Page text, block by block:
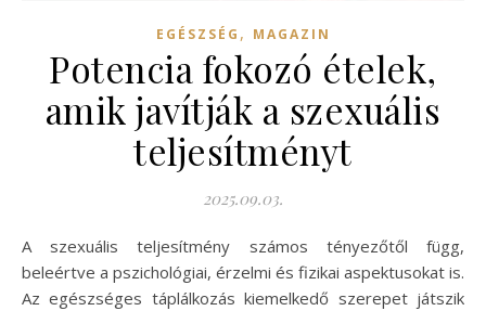
EGÉSZSÉG , MAGAZIN
Potencia fokozó ételek,
amik javítják a szexuális
teljesítményt
2025.09.03.
A szexuális teljesítmény számos tényezőtől függ,
beleértve a pszichológiai, érzelmi és fizikai aspektusokat is.
Az egészséges táplálkozás kiemelkedő szerepet játszik